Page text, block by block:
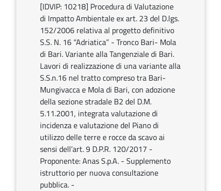
[IDVIP: 10218] Procedura di Valutazione
di Impatto Ambientale ex art. 23 del D.lgs.
152/2006 relativa al progetto definitivo
S.S. N. 16 “Adriatica” - Tronco Bari- Mola
di Bari. Variante alla Tangenziale di Bari.
Lavori di realizzazione di una variante alla
S.S.n.16 nel tratto compreso tra Bari-
Mungivacca e Mola di Bari, con adozione
della sezione stradale B2 del D.M.
5.11.2001, integrata valutazione di
incidenza e valutazione del Piano di
utilizzo delle terre e rocce da scavo ai
sensi dell’art. 9 D.P.R. 120/2017 -
Proponente: Anas S.p.A. - Supplemento
istruttorio per nuova consultazione
pubblica. -